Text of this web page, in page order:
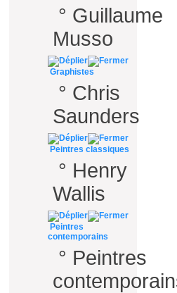
° Guillaume
Musso
Graphistes
° Chris
Saunders
Peintres classiques
° Henry
Wallis
Peintres
contemporains
° Peintres